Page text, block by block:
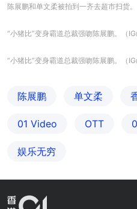
陈展鹏和单文柔被拍到一齐去超市扫货。
“小猪比”变身霸道总裁强吻陈展鹏。（
“小猪比”变身霸道总裁强吻陈展鹏。（
陈展鹏 单文柔
01 Video OTT
娱乐无穷